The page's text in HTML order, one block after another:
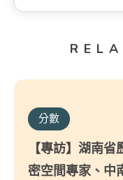
分數
【專訪】湖南
密空間專家、中